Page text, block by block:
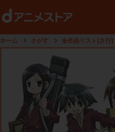
ホーム さがす 全作品リスト[さ行]